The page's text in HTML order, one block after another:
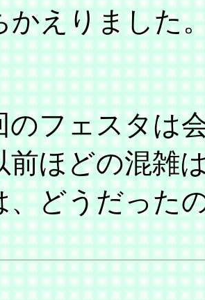
かえりました
フェスタは
前ほどの混雑
、どうだった